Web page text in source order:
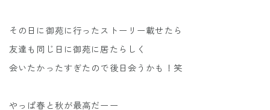
その日に御苑に行ったストーリー載せたら
友達も同じ日に御苑に居たらしく
会いたかったすぎたので後日会うかも！笑
やっぱ春と秋が最高だーー